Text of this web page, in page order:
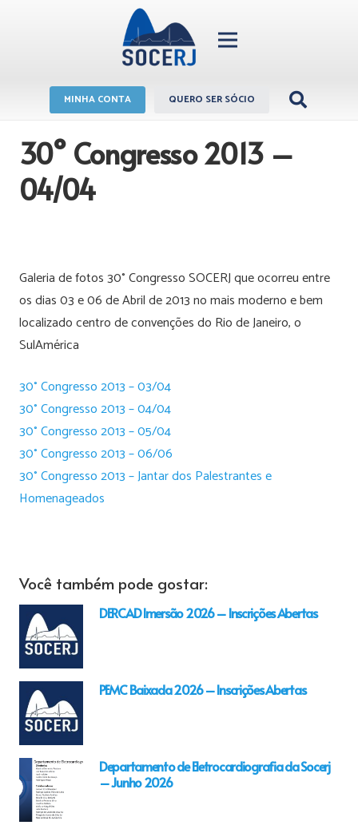
MINHA CONTA QUERO SER SÓCIO
30° Congresso 2013 –
04/04
Galeria de fotos 30° Congresso SOCERJ que ocorreu entre
os dias 03 e 06 de Abril de 2013 no mais moderno e bem
localizado centro de convenções do Rio de Janeiro, o
SulAmérica
30° Congresso 2013 – 03/04
30° Congresso 2013 – 04/04
30° Congresso 2013 – 05/04
30° Congresso 2013 – 06/06
30° Congresso 2013 – Jantar dos Palestrantes e
Homenageados
Você também pode gostar:
DERCAD Imersão 2026 – Inscrições Abertas
PEMC Baixada 2026 – Inscrições Abertas
Departamento de Eletrocardiografia da Socerj
– Junho 2026